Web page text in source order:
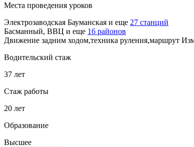
Места проведения уроков
Электрозаводская Бауманская и еще 27 станций
Басманный, ВВЦ и еще 16 районов
Движение задним ходом,техника руления,маршрут
Водительский стаж
37 лет
Стаж работы
20 лет
Образование
Высшее